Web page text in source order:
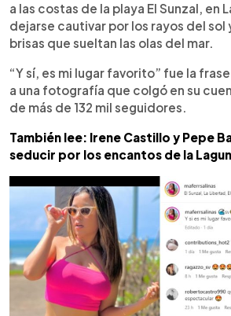
a las costas de la playa El Sunzal, en
dejarse cautivar por los rayos del sol
brisas que sueltan las olas del mar.
“Y sí, es mi lugar favorito” fue la
a una fotografía que colgó en su
de más de 132 mil seguidores.
También lee: Irene Castillo y Pepe
seducir por los encantos de la